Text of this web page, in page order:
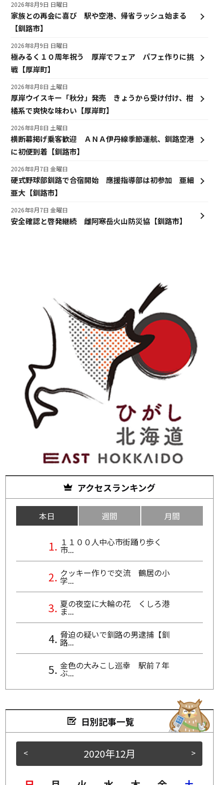
家族との再会に喜び 駅や空港、帰省ラッシュ始まる
【釧路市】
2026年8月9日 日曜日
極みるく１０周年祝う 厚岸でフェア パフェ作りに挑
戦【厚岸町】
2026年8月9日 日曜日
厚岸ウイスキー「秋分」発売 きょうから受け付け、柑
橘系で爽快な味わい【厚岸町】
2026年8月8日 土曜日
横断幕掲げ乗客歓迎 ＡＮＡ伊丹線季節運航、釧路空港
に初便到着【釧路市】
2026年8月8日 土曜日
硬式野球部釧路で合宿開始 應援指導部は初参加 亜細
亜大【釧路市】
2026年8月7日 金曜日
安全確認と啓発継続 雌阿寒岳火山防災協【釧路市】
2026年8月7日 金曜日
アクセスランキング
本日 週間 月間
１１００人中心市街踊り歩く
市...
クッキー作りで交流 鶴居の小
学...
夏の夜空に大輪の花 くしろ港
ま...
脅迫の疑いで釧路の男逮捕【釧
路...
金色の大みこし巡幸 駅前７年
ぶ...
日別記事一覧
< >
2020年12月